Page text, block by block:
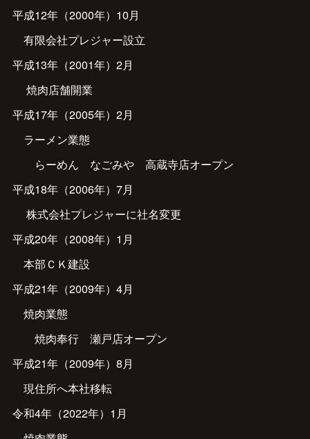
平成12年（2000年）10月
有限会社プレジャー設立
​平成13年（2001年）2月
焼肉店舗開業
平成17年（2005年）2月
ラーメン業態
らーめん なごみや 高蔵寺店オープン
平成18年（2006年）7月
株式会社プレジャーに社名変更
平成20年（2008年）1月
本部ＣＫ建設
平成21年（2009年）4月
焼肉業態
焼肉奉行 瀬戸店オープン
平成21年（2009年）8月
現住所へ本社移転
令和4年（2022年）1月